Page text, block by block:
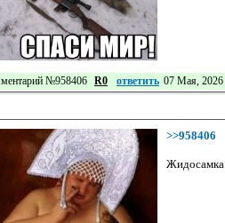
№958406 R0 ответить 07 Мая,
>>958406